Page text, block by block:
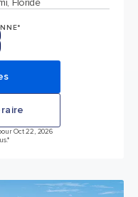
Floride
Oct 22, 2026